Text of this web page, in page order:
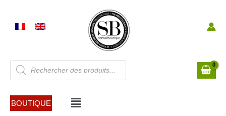
contenu
Recherche
de
produits
BOUTIQUE Menu